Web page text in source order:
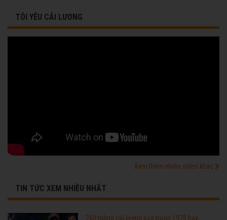
TÔI YÊU CẢI LƯƠNG
Xem thêm nhiều video khác
TIN TỨC XEM NHIỀU NHẤT
260 tuồng cải lương xưa trước 1975 hay